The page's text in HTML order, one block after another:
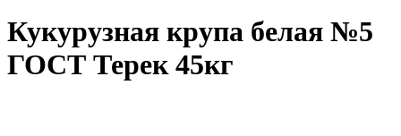
Кукурузная крупа белая №5
ГОСТ Терек 45кг